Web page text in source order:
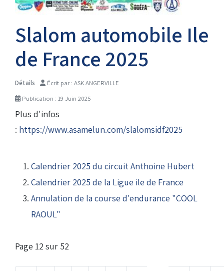
Slalom automobile Ile
de France 2025
Détails Écrit par : ASK ANGERVILLE
Publication : 19 Juin 2025
Plus d'infos
: https://www.asamelun.com/slalomsidf2025
Calendrier 2025 du circuit Anthoine Hubert
Calendrier 2025 de la Ligue ile de France
Annulation de la course d'endurance "COOL
RAOUL"
Page 12 sur 52